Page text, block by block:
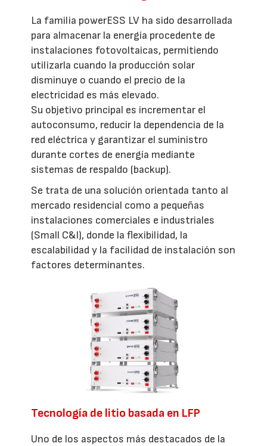
La familia powerESS LV ha sido desarrollada
para almacenar la energía procedente de
instalaciones fotovoltaicas, permitiendo
utilizarla cuando la producción solar
disminuye o cuando el precio de la
electricidad es más elevado.
Su objetivo principal es incrementar el
autoconsumo, reducir la dependencia de la
red eléctrica y garantizar el suministro
durante cortes de energía mediante
sistemas de respaldo (backup).
Se trata de una solución orientada tanto al
mercado residencial como a pequeñas
instalaciones comerciales e industriales
(Small C&I), donde la flexibilidad, la
escalabilidad y la facilidad de instalación son
factores determinantes.
Tecnología de litio basada en LFP
Uno de los aspectos más destacados de la